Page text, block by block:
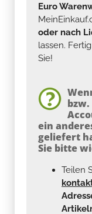
Euro
oder nach
lassen.
Sie!
ein
geliefert
Sie bitte
Teilen